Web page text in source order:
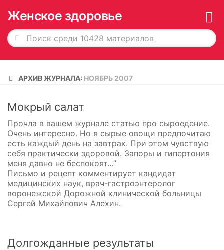
Женское здоровье
О журнале
Редакция
Рекламодателям
Подписка
Архив
АРХИВ ЖУРНАЛА: НОЯБРЬ 2007
Мокрый салат
Прочла в вашем журнале статью про сыроедение.
Очень интересно. Но я сырые овощи предпочитаю
есть каждый день на завтрак. При этом чувствую
себя практически здоровой. Запоры и гипертония
меня давно не беспокоят…”
Письмо и рецепт комментирует кандидат
медицинских наук, врач-гастроэнтеролог
воронежской Дорожной клинической больницы
Сергей Михайлович Алехин.
Долгожданные результаты